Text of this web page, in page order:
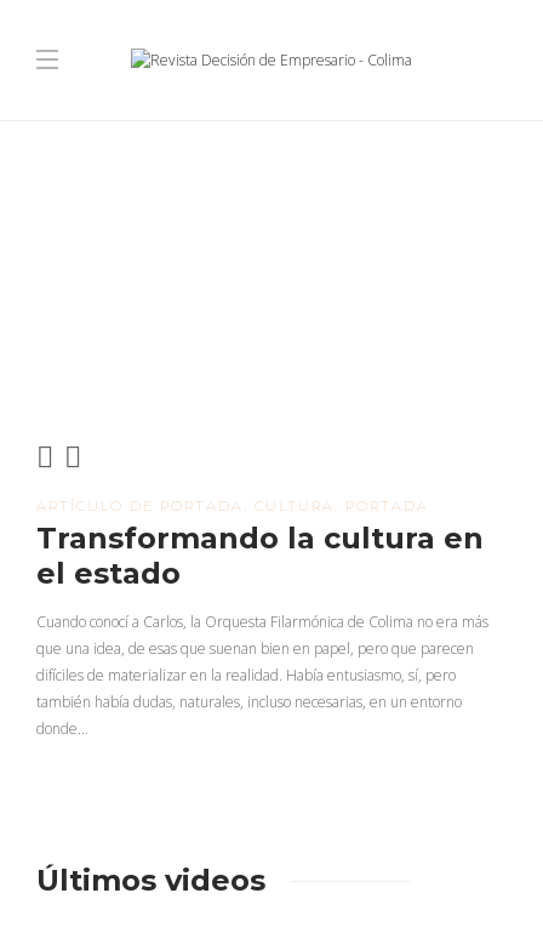
ARTÍCULO DE PORTADA CULTURA PORTADA
Transformando la cultura en
el estado
Cuando conocí a Carlos, la Orquesta Filarmónica de Colima no era más
que una idea, de esas que suenan bien en papel, pero que parecen
difíciles de materializar en la realidad. Había entusiasmo, sí, pero
también había dudas, naturales, incluso necesarias, en un entorno
donde…
Últimos videos